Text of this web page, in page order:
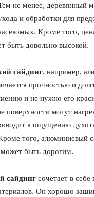
не менее, деревянный
и обработки для
Кроме того,
быть довольно высокой.
сайдинг, например,
прочностью и
и не нужно его
поверхности могут
к ощущению
того, алюминиевый
быть дорогим.
сайдинг сочетает в
Он хорошо